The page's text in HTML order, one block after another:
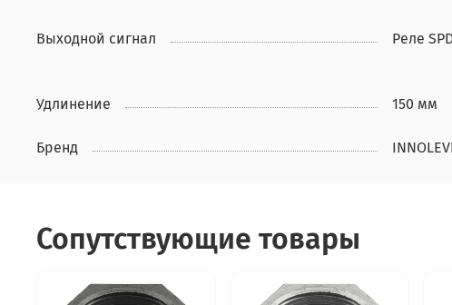
Выходной сигнал Реле
Удлинение 150 мм
Бренд
Сопутствующие товары